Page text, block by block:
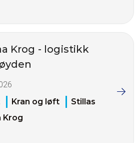
Krog - logistikk
Kran og løft
Stillas
Krog